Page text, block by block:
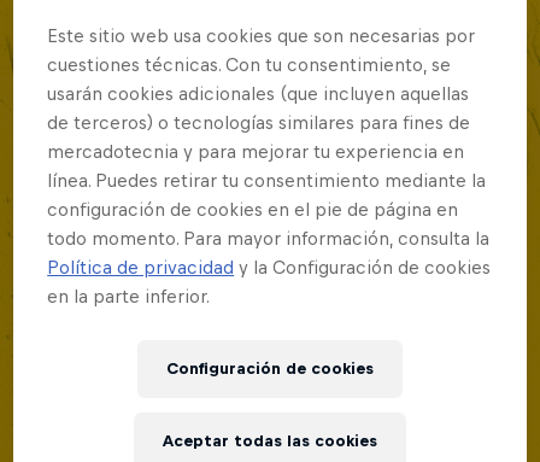
Este sitio web usa cookies que son necesarias por
cuestiones técnicas. Con tu consentimiento, se
usarán cookies adicionales (que incluyen aquellas
de terceros) o tecnologías similares para fines de
mercadotecnia y para mejorar tu experiencia en
línea. Puedes retirar tu consentimiento mediante la
configuración de cookies en el pie de página en
todo momento. Para mayor información, consulta la
Política de privacidad y la Configuración de cookies
en la parte inferior.
Configuración de cookies
Aceptar todas las cookies